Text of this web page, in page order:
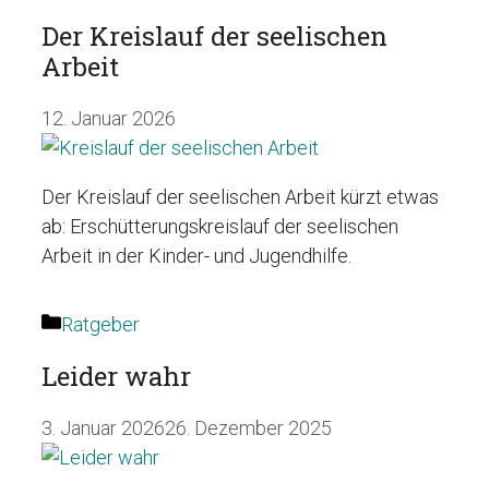
Der Kreislauf der seelischen
Arbeit
12. Januar 2026
Der Kreislauf der seelischen Arbeit kürzt etwas
ab: Erschütterungskreislauf der seelischen
Arbeit in der Kinder- und Jugendhilfe.
Kategorien
Ratgeber
Leider wahr
3. Januar 202626. Dezember 2025